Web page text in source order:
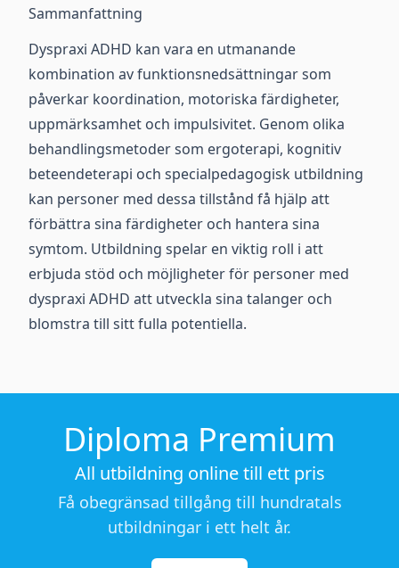
Sammanfattning
Dyspraxi ADHD kan vara en utmanande
kombination av funktionsnedsättningar som
påverkar koordination, motoriska färdigheter,
uppmärksamhet och impulsivitet. Genom olika
behandlingsmetoder som ergoterapi, kognitiv
beteendeterapi och specialpedagogisk utbildning
kan personer med dessa tillstånd få hjälp att
förbättra sina färdigheter och hantera sina
symtom. Utbildning spelar en viktig roll i att
erbjuda stöd och möjligheter för personer med
dyspraxi ADHD att utveckla sina talanger och
blomstra till sitt fulla potentiella.
Diploma Premium
All utbildning online till ett pris
Få obegränsad tillgång till hundratals
utbildningar i ett helt år.